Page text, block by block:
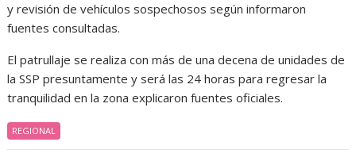
y revisión de vehículos sospechosos según informaron
fuentes consultadas.
El patrullaje se realiza con más de una decena de unidades de
la SSP presuntamente y será las 24 horas para regresar la
tranquilidad en la zona explicaron fuentes oficiales.
REGIONAL